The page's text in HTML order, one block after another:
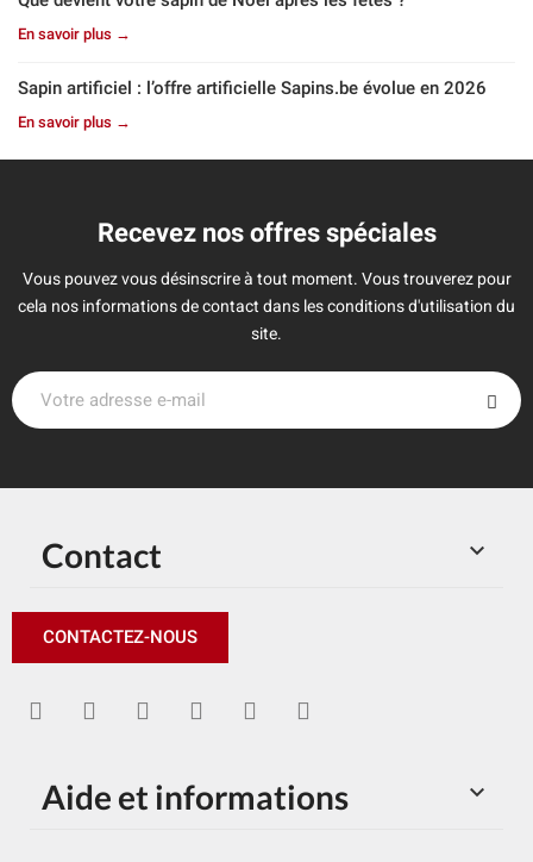
En savoir plus →
Sapin artificiel : l’offre artificielle Sapins.be évolue en 2026
En savoir plus →
Recevez nos offres spéciales
Vous pouvez vous désinscrire à tout moment. Vous trouverez pour
cela nos informations de contact dans les conditions d'utilisation du
site.

Contact
CONTACTEZ-NOUS

Aide et informations